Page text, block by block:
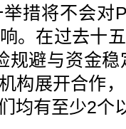
措将不会对
。在过去十
规避与资金
构展开合作
均有至少2个